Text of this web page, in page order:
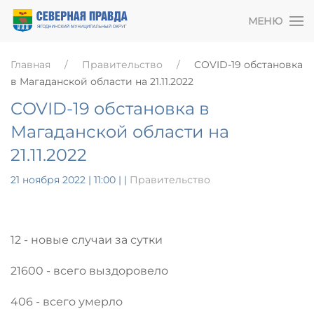
МЕНЮ
Главная Правительство
COVID-19 обстановка
в Магаданской области на 21.11.2022
COVID-19 обстановка в
Магаданской области на
21.11.2022
21 ноября 2022 | 11:00 | | Правительство
12 - новые случаи за сутки
21600 - всего выздоровело
406 - всего умерло